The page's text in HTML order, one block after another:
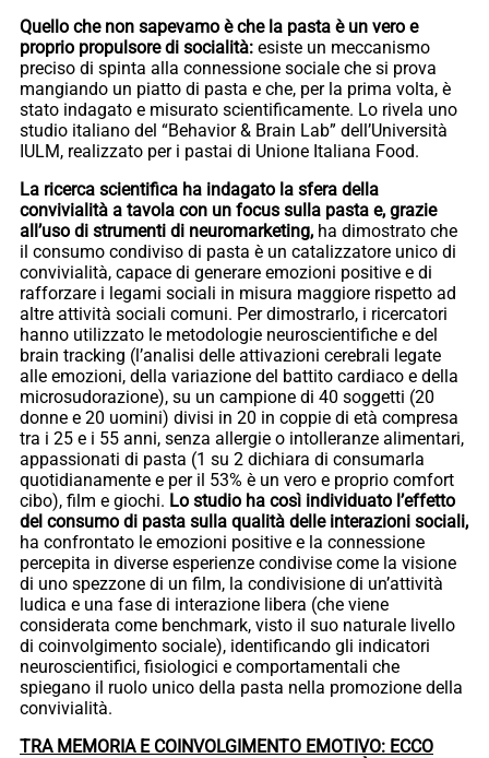
Quello che non sapevamo è che la pasta è un vero e
proprio propulsore di socialità: esiste un meccanismo
preciso di spinta alla connessione sociale che si prova
mangiando un piatto di pasta e che, per la prima volta, è
stato indagato e misurato scientificamente. Lo rivela uno
studio italiano del “Behavior & Brain Lab” dell’Università
IULM, realizzato per i pastai di Unione Italiana Food.
La ricerca scientifica ha indagato la sfera della
convivialità a tavola con un focus sulla pasta e, grazie
all’uso di strumenti di neuromarketing, ha dimostrato che
il consumo condiviso di pasta è un catalizzatore unico di
convivialità, capace di generare emozioni positive e di
rafforzare i legami sociali in misura maggiore rispetto ad
altre attività sociali comuni. Per dimostrarlo, i ricercatori
hanno utilizzato le metodologie neuroscientifiche e del
brain tracking (l’analisi delle attivazioni cerebrali legate
alle emozioni, della variazione del battito cardiaco e della
microsudorazione), su un campione di 40 soggetti (20
donne e 20 uomini) divisi in 20 in coppie di età compresa
tra i 25 e i 55 anni, senza allergie o intolleranze alimentari,
appassionati di pasta (1 su 2 dichiara di consumarla
quotidianamente e per il 53% è un vero e proprio comfort
cibo), film e giochi. Lo studio ha così individuato l’effetto
del consumo di pasta sulla qualità delle interazioni sociali,
ha confrontato le emozioni positive e la connessione
percepita in diverse esperienze condivise come la visione
di uno spezzone di un film, la condivisione di un’attività
ludica e una fase di interazione libera (che viene
considerata come benchmark, visto il suo naturale livello
di coinvolgimento sociale), identificando gli indicatori
neuroscientifici, fisiologici e comportamentali che
spiegano il ruolo unico della pasta nella promozione della
convivialità.
TRA MEMORIA E COINVOLGIMENTO EMOTIVO: ECCO